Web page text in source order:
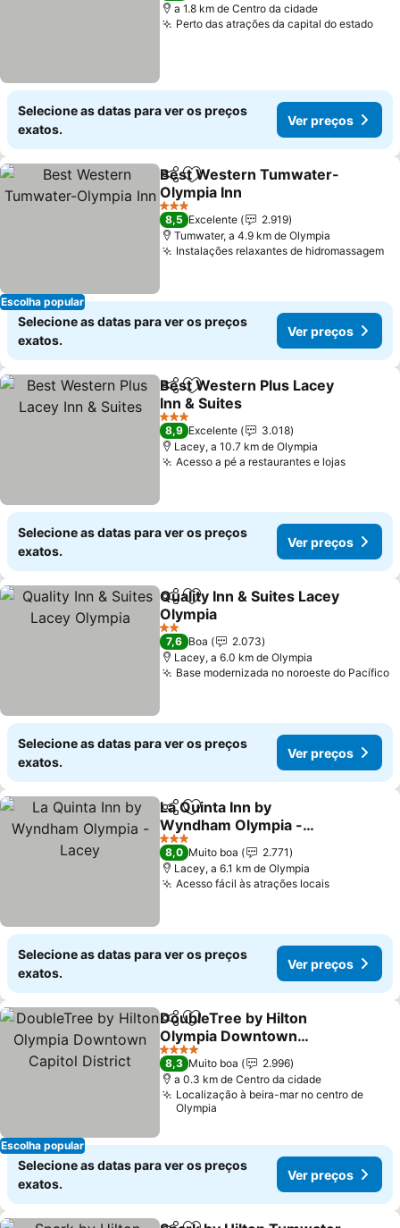
a 1.8 km de Centro da cidade
Perto das atrações da capital do estado
Selecione as datas para ver os preços
exatos.
Ver preços
Escolha popular
PartilharAdicionar aos favoritos
Best Western Tumwater-
Olympia Inn
3 Estrelas
8,5 Excelente
2.919
Tumwater, a 4.9 km de Olympia
Instalações relaxantes de hidromassagem
Selecione as datas para ver os preços
exatos.
Ver preços
PartilharAdicionar aos favoritos
Best Western Plus Lacey
Inn & Suites
3 Estrelas
8,9 Excelente
3.018
Lacey, a 10.7 km de Olympia
Acesso a pé a restaurantes e lojas
Selecione as datas para ver os preços
exatos.
Ver preços
PartilharAdicionar aos favoritos
Quality Inn & Suites Lacey
Olympia
2 Estrelas
7,6 Boa
2.073
Lacey, a 6.0 km de Olympia
Base modernizada no noroeste do Pacífico
Selecione as datas para ver os preços
exatos.
Ver preços
PartilharAdicionar aos favoritos
La Quinta Inn by
Wyndham Olympia -
Lacey
3 Estrelas
8,0 Muito boa
2.771
Lacey, a 6.1 km de Olympia
Acesso fácil às atrações locais
Selecione as datas para ver os preços
exatos.
Ver preços
Escolha popular
PartilharAdicionar aos favoritos
DoubleTree by Hilton
Olympia Downtown
Capitol District
4 Estrelas
8,3 Muito boa
2.996
a 0.3 km de Centro da cidade
Localização à beira-mar no centro de
Olympia
Selecione as datas para ver os preços
exatos.
Ver preços